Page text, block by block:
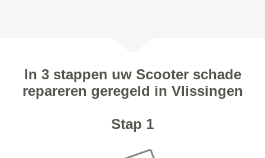
In 3 stappen uw Scooter schade
repareren geregeld in Vlissingen
Stap 1